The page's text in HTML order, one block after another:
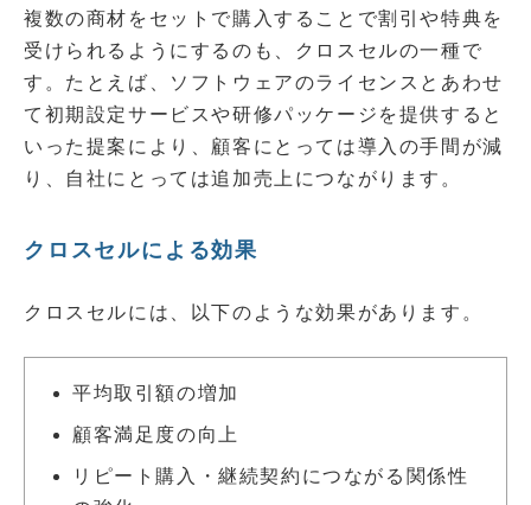
複数の商材をセットで購入することで割引や特典を
受けられるようにするのも、クロスセルの一種で
す。たとえば、ソフトウェアのライセンスとあわせ
て初期設定サービスや研修パッケージを提供すると
いった提案により、顧客にとっては導入の手間が減
り、自社にとっては追加売上につながります。
クロスセルによる効果
クロスセルには、以下のような効果があります。
平均取引額の増加
顧客満足度の向上
リピート購入・継続契約につながる関係性